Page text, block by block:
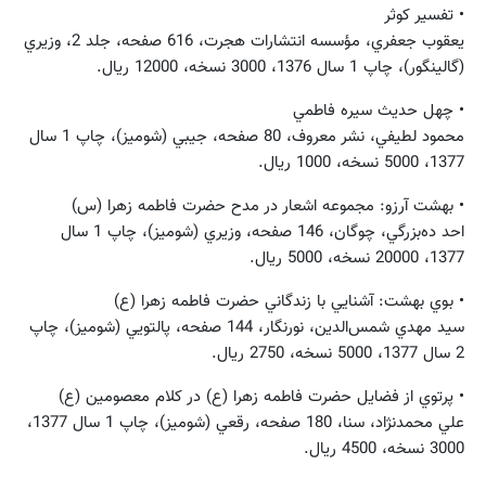
• تفسير كوثر
يعقوب جعفري، مؤسسه‌ انتشارات‌ هجرت، 616 صفحه، جلد 2، وزيري
(گالينگور)، چاپ 1 سال 1376، 3000 نسخه، 12000 ريال.
• چهل حديث سيره فاطمي
محمود لطيفي، نشر معروف، 80 صفحه، جيبي (شوميز)، چاپ 1 سال
1377، 5000 نسخه، 1000 ريال.
• بهشت آرزو: مجموعه اشعار در مدح حضرت فاطمه زهرا (س)
احد ده‌بزرگي، چوگان، 146 صفحه، وزيري (شوميز)، چاپ 1 سال
1377، 20000 نسخه، 5000 ريال.
• بوي بهشت: آشنايي با زندگاني حضرت فاطمه زهرا (ع)
سيد مهدي شمس‌الدين، نورنگار، 144 صفحه، پالتويي (شوميز)، چاپ
2 سال 1377، 5000 نسخه، 2750 ريال.
• پرتوي از فضايل حضرت فاطمه زهرا (ع) در كلام معصومين (ع)
علي محمدنژاد، سنا، 180 صفحه، رقعي (شوميز)، چاپ 1 سال 1377،
3000 نسخه، 4500 ريال.